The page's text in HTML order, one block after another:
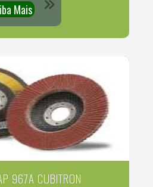
Mais
967A CUBITRON